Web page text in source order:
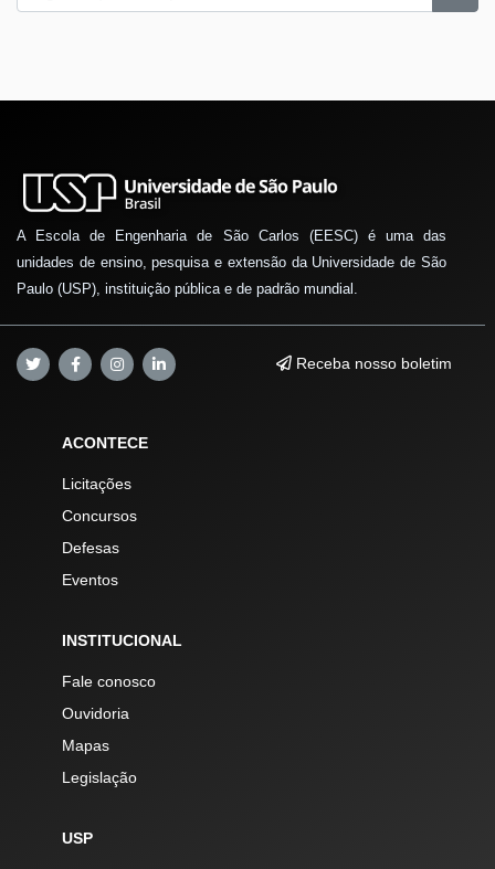
A Escola de Engenharia de São Carlos (EESC) é uma das
unidades de ensino, pesquisa e extensão da Universidade de São
Paulo (USP), instituição pública e de padrão mundial.
Receba nosso boletim
ACONTECE
Licitações
Concursos
Defesas
Eventos
INSTITUCIONAL
Fale conosco
Ouvidoria
Mapas
Legislação
USP